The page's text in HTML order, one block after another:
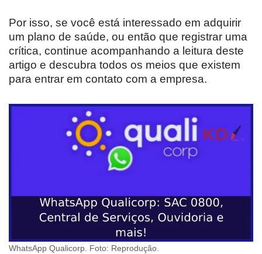
Por isso, se você está interessado em adquirir
um plano de saúde, ou então que registrar uma
crítica, continue acompanhando a leitura deste
artigo e descubra todos os meios que existem
para entrar em contato com a empresa.
WhatsApp Qualicorp. Foto: Reprodução.